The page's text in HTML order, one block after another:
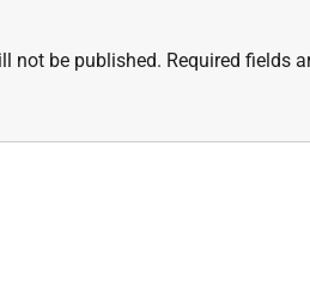
not be published. Required fields